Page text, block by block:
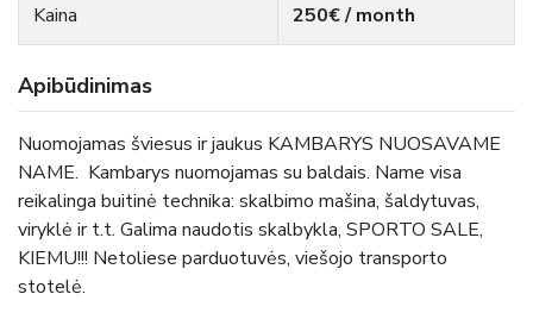
Kaina 250€ / month
Apibūdinimas
Nuomojamas šviesus ir jaukus KAMBARYS NUOSAVAME
NAME. Kambarys nuomojamas su baldais. Name visa
reikalinga buitinė technika: skalbimo mašina, šaldytuvas,
viryklė ir t.t. Galima naudotis skalbykla, SPORTO SALE,
KIEMU!!! Netoliese parduotuvės, viešojo transporto
stotelė.